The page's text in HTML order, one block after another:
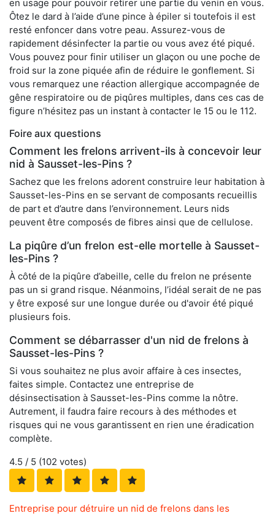
en usage pour pouvoir retirer une partie du venin en vous.
Ôtez le dard à l’aide d’une pince à épiler si toutefois il est
resté enfoncer dans votre peau. Assurez-vous de
rapidement désinfecter la partie ou vous avez été piqué.
Vous pouvez pour finir utiliser un glaçon ou une poche de
froid sur la zone piquée afin de réduire le gonflement. Si
vous remarquez une réaction allergique accompagnée de
gêne respiratoire ou de piqûres multiples, dans ces cas de
figure n’hésitez pas un instant à contacter le 15 ou le 112.
Foire aux questions
Comment les frelons arrivent-ils à concevoir leur
nid à Sausset-les-Pins ?
Sachez que les frelons adorent construire leur habitation à
Sausset-les-Pins en se servant de composants recueillis
de part et d’autre dans l’environnement. Leurs nids
peuvent être composés de fibres ainsi que de cellulose.
La piqûre d’un frelon est-elle mortelle à Sausset-
les-Pins ?
À côté de la piqûre d’abeille, celle du frelon ne présente
pas un si grand risque. Néanmoins, l’idéal serait de ne pas
y être exposé sur une longue durée ou d'avoir été piqué
plusieurs fois.
Comment se débarrasser d'un nid de frelons à
Sausset-les-Pins ?
Si vous souhaitez ne plus avoir affaire à ces insectes,
faites simple. Contactez une entreprise de
désinsectisation à Sausset-les-Pins comme la nôtre.
Autrement, il faudra faire recours à des méthodes et
risques qui ne vous garantissent en rien une éradication
complète.
4.5 / 5 (102 votes)
Entreprise pour détruire un nid de frelons dans les